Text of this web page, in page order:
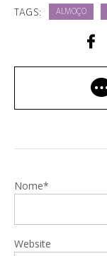
TAGS: ALMOÇO
Nome*
Website